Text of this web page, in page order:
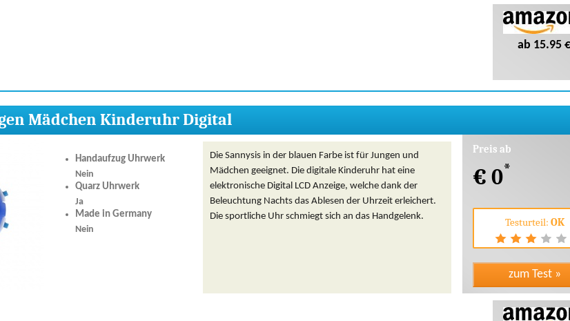
ab 15.95 €
Mädchen Kinderuhr Digital
Handaufzug Uhrwerk
Nein
Quarz Uhrwerk
Ja
Made in Germany
Nein
Die Sannysis in der blauen Farbe ist für Jungen und
Mädchen geeignet. Die digitale Kinderuhr hat eine
elektronische Digital LCD Anzeige, welche dank der
Beleuchtung Nachts das Ablesen der Uhrzeit erleichert.
Die sportliche Uhr schmiegt sich an das Handgelenk.
Preis ab
€ 0*
Testurteil: OK